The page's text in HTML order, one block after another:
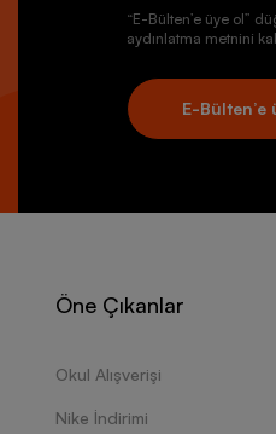
“E-Bülten’e üye ol”
aydınlatma metnini
E-Bülten’e
Öne Çıkanlar
Okul Alışverişi
Nike İndirimi